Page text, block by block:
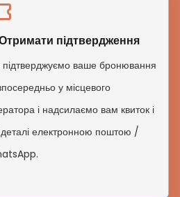
підтвердження
ваше бронювання
у місцевого
і надсилаємо вам квиток і
деталі електронною поштою /